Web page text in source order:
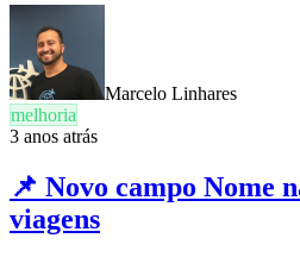
Marcelo Linhares
melhoria
3 anos atrás
📌 Novo campo Nome
viagens